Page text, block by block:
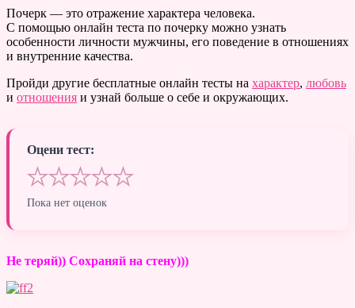
Почерк — это отражение характера человека.
С помощью онлайн теста по почерку можно узнать
особенности личности мужчины, его поведение в отношениях
и внутренние качества.
Пройди другие бесплатные онлайн тесты на характер, любовь
и отношения и узнай больше о себе и окружающих.
Оцени тест:
★★★★★
Пока нет оценок
Не теряй)) Сохраняй на стену)))